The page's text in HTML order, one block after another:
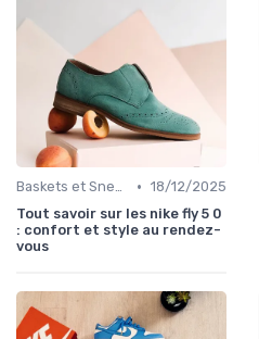
Baskets et Sneakers • 18/12/2025
Tout savoir sur les nike fly 5 0
: confort et style au rendez-
vous